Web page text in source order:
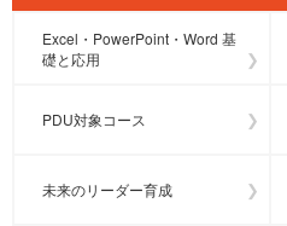
Excel・PowerPoint・Word 基
礎と応用
PDU対象コース
未来のリーダー育成